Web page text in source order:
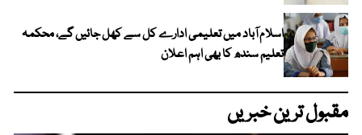
اسلام آباد میں تعلیمی ادارے کل سے کھل جائیں گے، محکمہ
تعلیم سندھ کا بھی اہم اعلان
مقبول ترین خبریں